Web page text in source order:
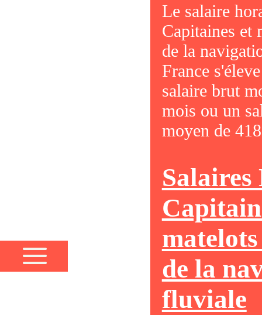
Le salaire
Capitaines et
de la
France
salaire brut
mois ou un
moyen de
Salaires
de la
fluviale